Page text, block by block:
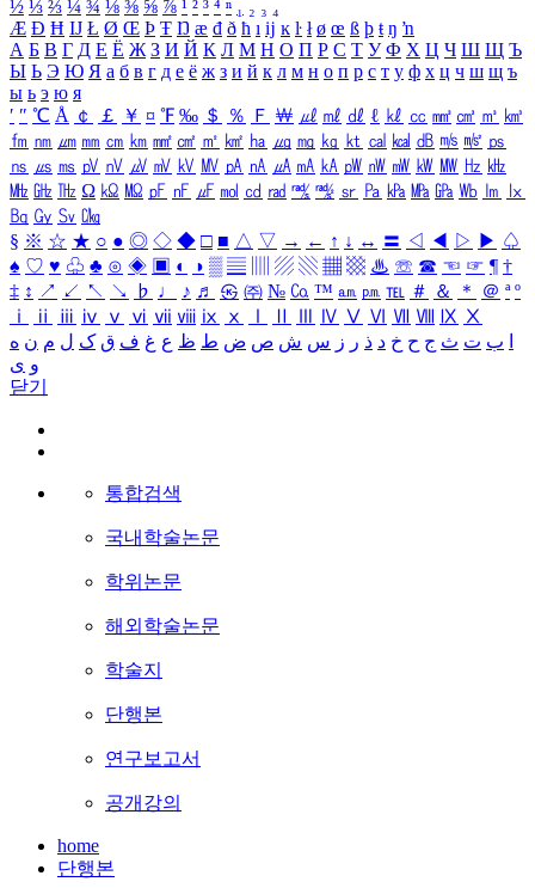
½ ⅓ ⅔ ¼ ¾ ⅛ ⅜ ⅝ ⅞ ¹ ² ³ ⁴ ⁿ ₁ ₂ ₃ ₄
Æ Ð Ħ Ĳ Ł Ø Œ Þ Ŧ Ŋ æ đ ð ħ ı ĳ ĸ ŀ ł ø œ ß þ ŧ ŋ ŉ
А Б В Г Д Е Ё Ж З И Й К Л М Н О П Р С Т У Ф Х Ц Ч Ш Щ Ъ
Ы Ь Э Ю Я а б в г д е ё ж з и й к л м н о п р с т у ф х ц ч ш щ ъ
ы ь э ю я
′ ″ ℃ Å ￠ ￡ ￥ ¤ ℉ ‰ ＄ ％ Ｆ ￦ ㎕ ㎖ ㎗ ℓ ㎘ ㏄ ㎣ ㎤ ㎥ ㎦
㎙ ㎚ ㎛ ㎜ ㎝ ㎞ ㎟ ㎠ ㎡ ㎢ ㏊ ㎍ ㎎ ㎏ ㏏ ㎈ ㎉ ㏈ ㎧ ㎨ ㎰
㎱ ㎲ ㎳ ㎴ ㎵ ㎶ ㎷ ㎸ ㎹ ㎀ ㎁ ㎂ ㎃ ㎄ ㎺ ㎻ ㎽ ㎾ ㎿ ㎐ ㎑
㎒ ㎓ ㎔ Ω ㏀ ㏁ ㎊ ㎋ ㎌ ㏖ ㏅ ㎭ ㎮ ㎯ ㏛ ㎩ ㎪ ㎫ ㎬ ㏝ ㏐
㏓
㏃ ㏉ ㏜ ㏆
§ ※ ☆ ★ ○ ● ◎ ◇ ◆ □ ■ △ ▽ → ← ↑ ↓ ↔ 〓 ◁ ◀ ▷ ▶ ♤
♠ ♡ ♥ ♧ ♣ ⊙ ◈ ▣ ◐ ◑ ▒ ▤ ▨ ▧ ▦ ▩ ♨ ☏ ☎ ☜ ☞ ¶ †
‡ ↕ ↗ ↙ ↖ ↘ ♭ ♩ ♪ ♬ ㉿ ㈜ № ㏇ ™ ㏂ ㏘ ℡ ＃ ＆ ＊ ＠ ª º
ⅰ
ⅱ ⅲ ⅳ ⅴ ⅵ ⅶ ⅷ ⅸ ⅹ Ⅳ Ⅴ Ⅵ Ⅶ Ⅷ Ⅸ Ⅹ
ب ت ث ج ح خ د ذ ر ز س ش ص ض ط ظ ع غ ف ق ک ل م ن ه
و ی
닫기
통합검색
국내학술논문
학위논문
해외학술논문
학술지
단행본
연구보고서
공개강의
home
단행본